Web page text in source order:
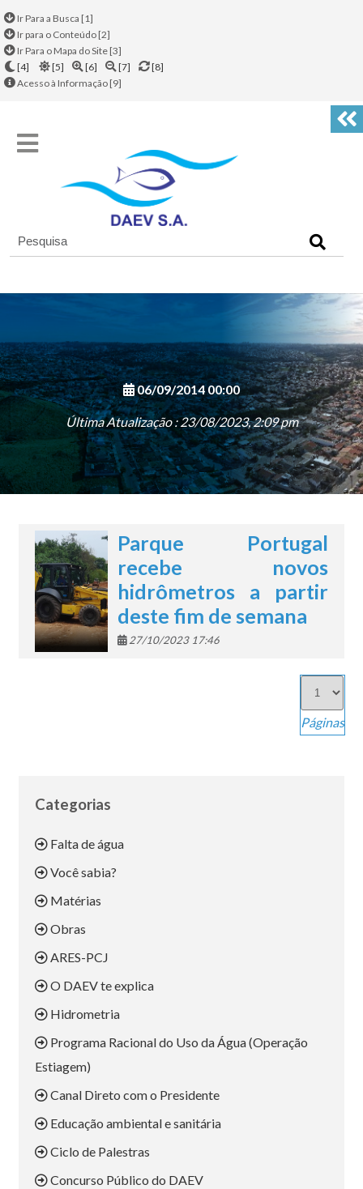
Ir Para a Busca [1]
Ir para o Conteúdo [2]
Ir Para o Mapa do Site [3]
[4]
[5] [6] [7]
[8]
Acesso à Informação [9]
06/09/2014 00:00
Última Atualização : 23/08/2023, 2:09 pm
Parque Portugal
recebe novos
hidrômetros a partir
deste fim de semana
27/10/2023 17:46
Páginas
Categorias
Falta de água
Você sabia?
Matérias
Obras
ARES-PCJ
O DAEV te explica
Hidrometria
Programa Racional do Uso da Água (Operação
Estiagem)
Canal Direto com o Presidente
Educação ambiental e sanitária
Ciclo de Palestras
Concurso Público do DAEV